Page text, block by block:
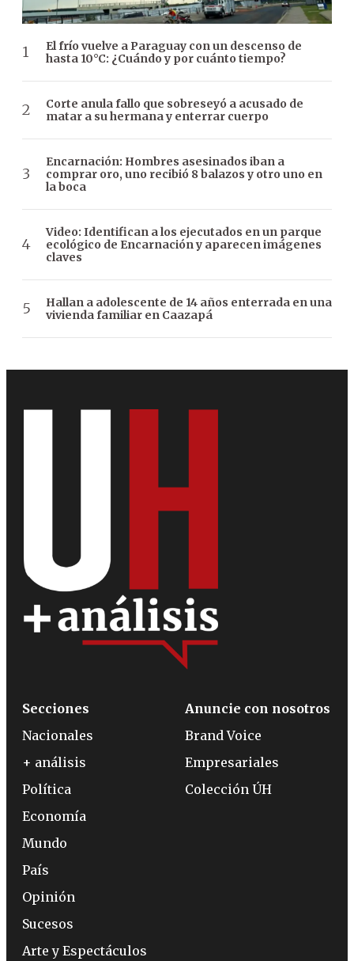
El frío vuelve a Paraguay con un descenso de
hasta 10°C: ¿Cuándo y por cuánto tiempo?
Corte anula fallo que sobreseyó a acusado de
matar a su hermana y enterrar cuerpo
Encarnación: Hombres asesinados iban a
comprar oro, uno recibió 8 balazos y otro uno en
la boca
Video: Identifican a los ejecutados en un parque
ecológico de Encarnación y aparecen imágenes
claves
Hallan a adolescente de 14 años enterrada en una
vivienda familiar en Caazapá
Secciones
Nacionales
+ análisis
Política
Economía
Mundo
País
Opinión
Sucesos
Arte y Espectáculos
Anuncie con nosotros
Brand Voice
Empresariales
Colección ÚH